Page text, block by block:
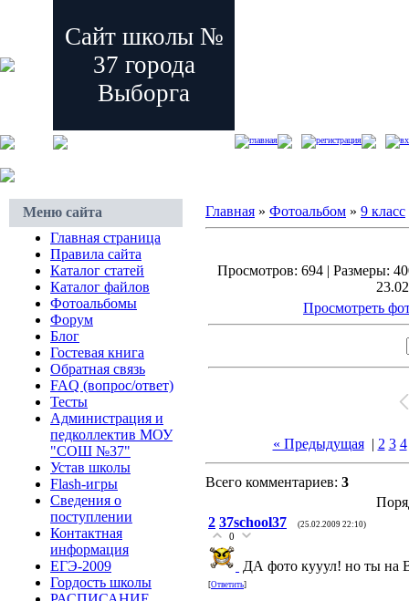
Сайт школы №
37 города
Выборга
главная регистрация
Меню сайта
Главная страница
Правила сайта
Каталог статей
Каталог файлов
Фотоальбомы
Форум
Блог
Гостевая книга
Обратная связь
FAQ (вопрос/ответ)
Тесты
Администрация и
педколлектив МОУ
"СОШ №37"
Устав школы
Flash-игры
Сведения о
поступлении
Контактная
информация
ЕГЭ-2009
Гордость школы
Главная » Фотоальбом » 9 класс
Просмотров: 694 | Размеры:
Просмотреть
« Предыдущая| 2 3 4
Всего комментариев: 3
2 37school37 (25.02.2009 22:10)
0
ДА фото кууул! но ты на
[Ответить]